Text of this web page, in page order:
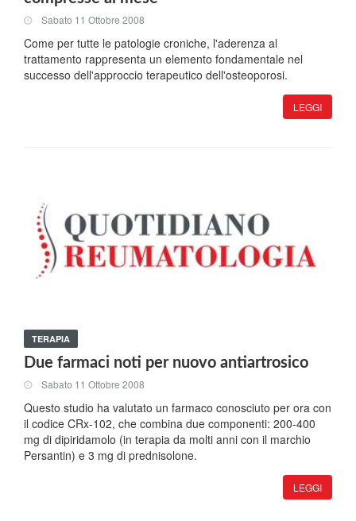
Sabato 11 Ottobre 2008
Come per tutte le patologie croniche, l'aderenza al
trattamento rappresenta un elemento fondamentale nel
successo dell'approccio terapeutico dell'osteoporosi.
LEGGI
TERAPIA
Due farmaci noti per nuovo antiartrosico
Sabato 11 Ottobre 2008
Questo studio ha valutato un farmaco conosciuto per ora con
il codice CRx-102, che combina due componenti: 200-400
mg di dipiridamolo (in terapia da molti anni con il marchio
Persantin) e 3 mg di prednisolone.
LEGGI